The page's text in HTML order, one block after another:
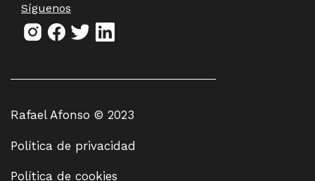
Síguenos
Rafael Afonso © 2023
Política de privacidad
Política de cookies